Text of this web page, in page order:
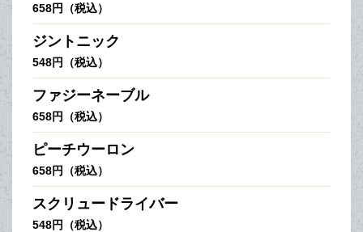
658円（税込）
ジントニック
548円（税込）
ファジーネーブル
658円（税込）
ピーチウーロン
658円（税込）
スクリュードライバー
548円（税込）